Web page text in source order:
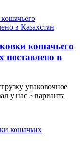
кошачьего
поставлено в
упаковочное
у нас 3 варианта